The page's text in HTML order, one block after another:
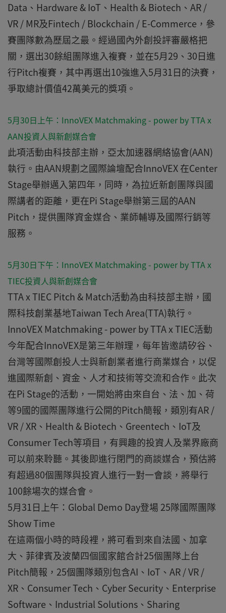
Data、Hardware & IoT、Health & Biotech、AR /
VR / MR及Fintech / Blockchain / E-Commerce，參
賽團隊數為歷屆之最。經過國內外創投評審嚴格把
關，選出30餘組團隊進入複賽，並在5月29、30日進
行Pitch複賽，其中再選出10強進入5月31日的決賽，
爭取總計價值42萬美元的獎項。
5月30日上午：InnoVEX Matchmaking - power by TTA x
AAN投資人與新創媒合會
此項活動由科技部主辦，亞太加速器網絡協會(AAN)
執行。由AAN規劃之國際論壇配合InnoVEX 在Center
Stage舉辦邁入第四年，同時，為拉近新創團隊與國
際講者的距離，更在Pi Stage舉辦第三屆的AAN
Pitch，提供團隊資金媒合、業師輔導及國際行銷等
服務。
5月30日下午：InnoVEX Matchmaking - power by TTA x
TIEC投資人與新創媒合會
TTA x TIEC Pitch & Match活動為由科技部主辦，國
際科技創業基地Taiwan Tech Area(TTA)執行。
InnoVEX Matchmaking - power by TTA x TIEC活動
今年配合InnoVEX是第三年辦理，每年皆邀請矽谷、
台灣等國際創投人士與新創業者進行商業媒合，以促
進國際新創、資金、人才和技術等交流和合作。此次
在Pi Stage的活動，一開始將由來自台、法、加、荷
等9國的國際團隊進行公開的Pitch簡報，類別有AR /
VR / XR、Health & Biotech、Greentech、IoT及
Consumer Tech等項目，有興趣的投資人及業界廠商
可以前來聆聽。其後即進行閉門的商談媒合，預估將
有超過80個團隊與投資人進行一對一會談，將舉行
100餘場次的媒合會。
5月31日上午：Global Demo Day登場 25隊國際團隊
Show Time
在這兩個小時的時段裡，將可看到來自法國、加拿
大、菲律賓及波蘭四個國家館合計25個團隊上台
Pitch簡報，25個團隊類別包含AI、IoT、AR / VR /
XR、Consumer Tech、Cyber Security、Enterprise
Software、Industrial Solutions、Sharing